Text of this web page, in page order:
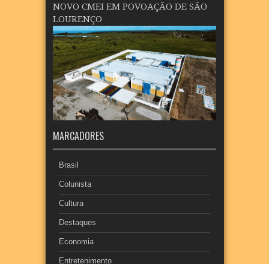
NOVO CMEI EM POVOAÇÃO DE SÃO
LOURENÇO
MARCADORES
Brasil
Colunista
Cultura
Destaques
Economia
Entretenimento